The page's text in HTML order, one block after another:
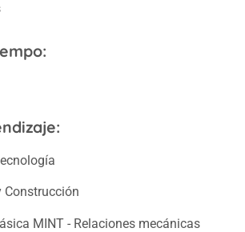
Construcción
MINT - Relaciones mecánicas